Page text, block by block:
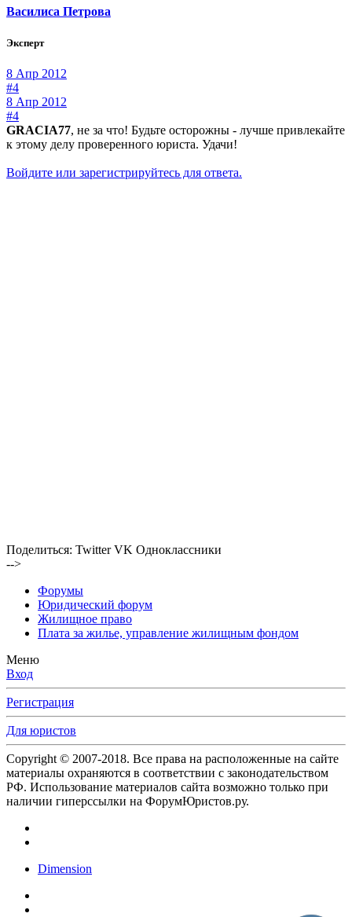
Василиса Петрова
Эксперт
8 Апр 2012
#4
8 Апр 2012
#4
GRACIA77, не за что! Будьте осторожны - лучше привлекайте
к этому делу проверенного юриста. Удачи!
Войдите или зарегистрируйтесь для ответа.
Поделиться: Twitter VK Одноклассники
-->
Форумы
Юридический форум
Жилищное право
Плата за жилье, управление жилищным фондом
Меню
Вход
Регистрация
Для юристов
Copyright © 2007-2018. Все права на расположенные на сайте
материалы охраняются в соответствии с законодательством
РФ. Использование материалов сайта возможно только при
наличии гиперссылки на ФорумЮристов.ру.
Dimension